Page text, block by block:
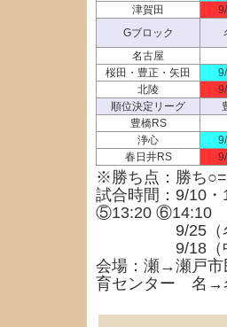
津賀田
Gブロック
名古屋
桜田・豊正・矢田
北陵
順位決定リーグ
豊橋RS
浄心
春日井RS
※勝ち点：勝ち
試合時間：9/10
⑤13:20 ⑥14:10
9/25（名古
9/18（中川
会場：瀬→瀬戸
育センター 名→